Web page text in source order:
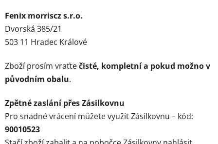
Fenix morriscz s.r.o.
Dvorská 385/21
503 11 Hradec Králové
Zboží prosím vraťtečisté, kompletní a pokud možno v
původním obalu.
Zpětné zaslání přes Zásilkovnu
Pro snadné vrácení můžete využít Zásilkovnu – kód:
90010523